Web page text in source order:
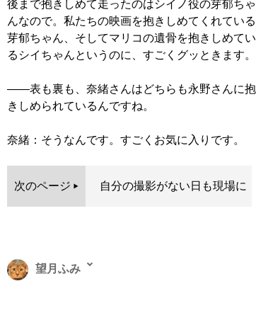
後まで抱きしめて走ったのはシイノ役の芽郁ちゃ
んなので。私たちの映画を抱きしめてくれている
芽郁ちゃん、そしてマリコの遺骨を抱きしめてい
るシイちゃんというのに、すごくグッときます。
――表も裏も、奈緒さんはどちらも永野さんに抱
きしめられているんですね。
奈緒：そうなんです。すごくお気に入りです。
次のページ 自分の撮影がない日も現場に
望月ふみ